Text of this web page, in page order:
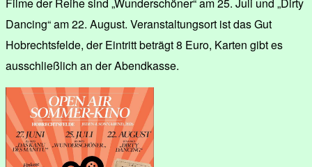
Filme der Reihe sind „Wunderschöner“ am 25. Juli und „Dirty
Dancing“ am 22. August. Veranstaltungsort ist das Gut
Hobrechtsfelde, der Eintritt beträgt 8 Euro, Karten gibt es
ausschließlich an der Abendkasse.